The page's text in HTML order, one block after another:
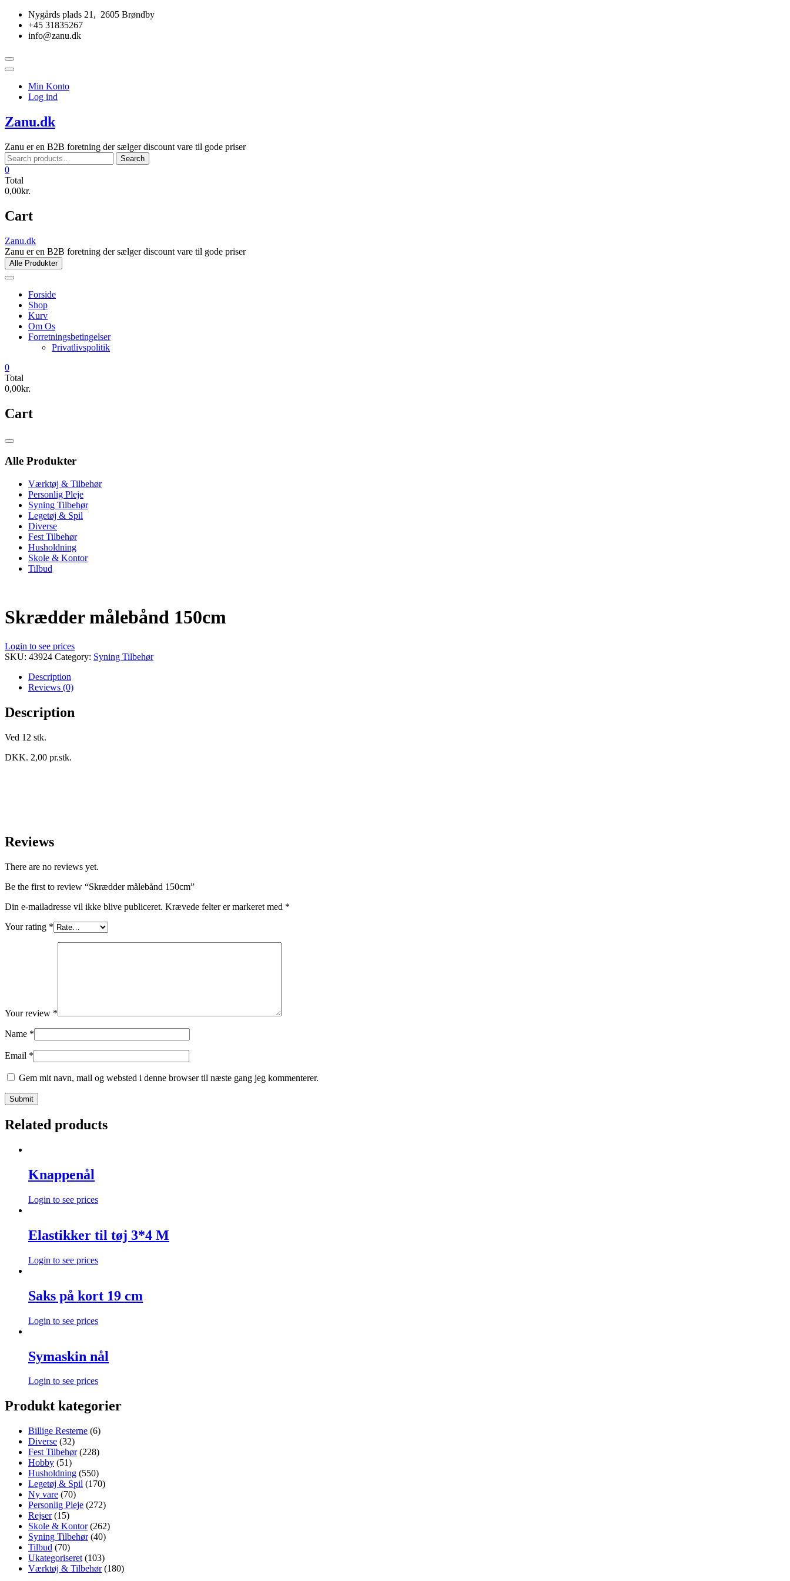
Skip
content
Nygårds plads 21, 2605 Brøndby
+45 31835267
info@zanu.dk
Topbar
Menu
Min Konto
Log ind
Zanu.dk
Zanu er en B2B foretning der sælger discount vare til gode priser
Search
for:
Search
0
Total
0,00kr.
Cart
Zanu.dk
Zanu er en B2B foretning der sælger discount vare til gode priser
Alle Produkter
Forside
Shop
Kurv
Om Os
Forretningsbetingelser
Privatlivspolitik
0
Total
0,00kr.
Cart
Catalog
Alle Produkter
Værktøj & Tilbehør
Personlig Pleje
Syning Tilbehør
Legetøj & Spil
Diverse
Fest Tilbehør
Husholdning
Skole & Kontor
Tilbud
Skrædder målebånd 150cm
Login to see prices
SKU: 43924 Category: Syning Tilbehør
Description
Reviews (0)
Description
Ved 12 stk.
DKK. 2,00 pr.stk.
Reviews
There are no reviews yet.
Be the first to review “Skrædder målebånd 150cm”
Din e-mailadresse vil ikke blive publiceret. Krævede felter er markeret med *
Your rating *
Your review *
Name *
Email *
Gem mit navn, mail og websted i denne browser til næste gang jeg kommenterer.
Related products
Knappenål
Login to see prices
Elastikker til tøj 3*4 M
Login to see prices
Saks på kort 19 cm
Login to see prices
Symaskin nål
Login to see prices
Produkt kategorier
Billige Resterne (6)
Diverse (32)
Fest Tilbehør (228)
Hobby (51)
Husholdning (550)
Legetøj & Spil (170)
Ny vare (70)
Personlig Pleje (272)
Rejser (15)
Skole & Kontor (262)
Syning Tilbehør (40)
Tilbud (70)
Ukategoriseret (103)
Værktøj & Tilbehør (180)